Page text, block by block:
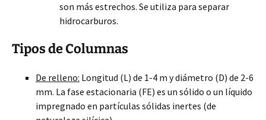
son más estrechos. Se utiliza para separar
hidrocarburos.
Tipos de Columnas
De relleno: Longitud (L) de 1-4 m y diámetro (D) de 2-6
mm. La fase estacionaria (FE) es un sólido o un líquido
impregnado en partículas sólidas inertes (de